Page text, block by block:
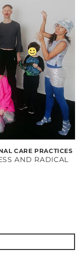
CARE PRACTICES
AND RADICAL